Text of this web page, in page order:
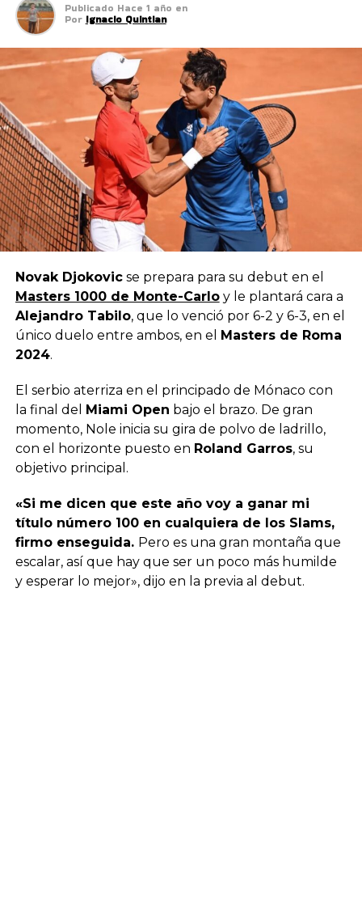
Publicado Hace 1 año en
Por Ignacio Quintian
Novak Djokovicse prepara para su debut en el
Masters 1000 de Monte-Carloy le plantará cara a
Alejandro Tabilo, que lo venció por 6-2 y 6-3, en el
único duelo entre ambos, en el Masters de Roma
2024.
El serbio aterriza en el principado de Mónaco con
la final del Miami Open bajo el brazo. De gran
momento, Nole inicia su gira de polvo de ladrillo,
con el horizonte puesto en Roland Garros, su
objetivo principal.
«Si me dicen que este año voy a ganar mi
título número 100 en cualquiera de los Slams,
firmo enseguida. Pero es una gran montaña que
escalar, así que hay que ser un poco más humilde
y esperar lo mejor», dijo en la previa al debut.